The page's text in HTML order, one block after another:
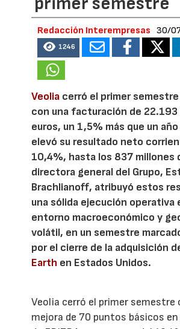
Redacción Interempresas 30/
1246
Veolia cerró el primer
con una facturación de 22.193
euros, un 1,5% más que un
elevó su resultado neto
10,4%, hasta los 837 millones
directora general del Grupo,
Brachlianoff, atribuyó estos
una sólida ejecución operativa
entorno macroeconómico y
volátil, en un semestre
por el cierre de la adquisición
Earth en Estados Unidos.
Veolia cerró el primer semestre
mejora de 70 puntos básicos